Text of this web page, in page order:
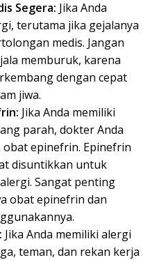
Segera: Jika Anda
terutama jika gejalanya
medis. Jangan
memburuk, karena
dengan cepat
jiwa.
Jika Anda memiliki
parah, dokter Anda
epinefrin. Epinefrin
disuntikkan untuk
Sangat penting
obat epinefrin dan
Jika Anda memiliki alergi
teman, dan rekan kerja